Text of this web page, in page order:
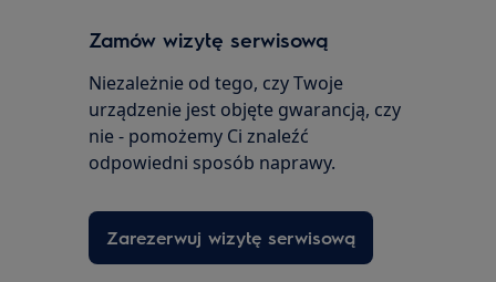
Zamów wizytę serwisową
Niezależnie od tego, czy Twoje
urządzenie jest objęte gwarancją, czy
nie - pomożemy Ci znaleźć
odpowiedni sposób naprawy.
Zarezerwuj wizytę serwisową